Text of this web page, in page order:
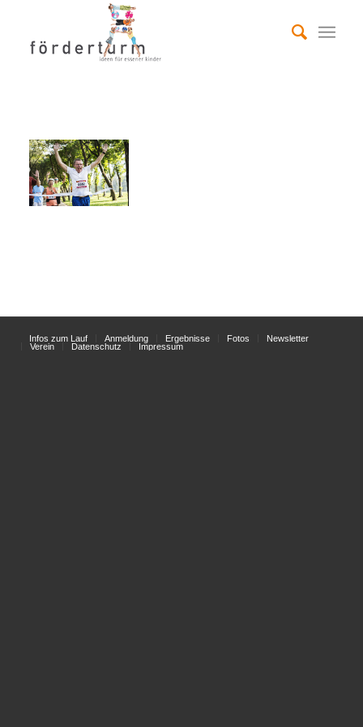
Infos zum Lauf Anmeldung Ergebnisse Fotos
Newsletter
Verein
Datenschutz Impressum